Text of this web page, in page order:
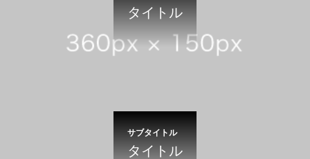
タイトル
サブタイトル
タイトル